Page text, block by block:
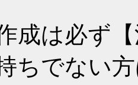
成は必ず
ちでない